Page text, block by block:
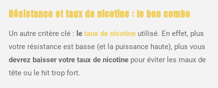
Résistance et taux de nicotine : le bon combo
Un autre critère clé : le taux de nicotineutilisé. En effet, plus
votre résistance est basse (et la puissance haute), plus vous
devrez baisser votre taux de nicotinepour éviter les maux de
tête ou le hit trop fort.